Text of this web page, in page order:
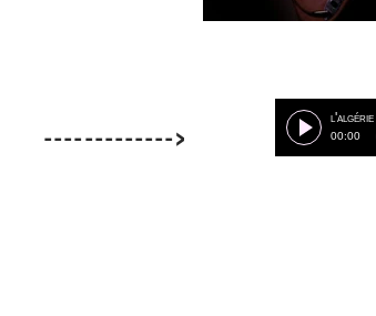
------------->
l'algérie
00:00